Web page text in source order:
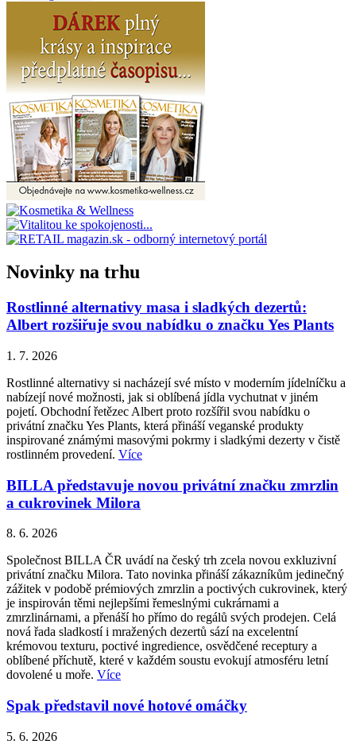
Novinky na trhu
Rostlinné alternativy masa i sladkých dezertů:
Albert rozšiřuje svou nabídku o značku Yes Plants
1. 7. 2026
Rostlinné alternativy si nacházejí své místo v moderním jídelníčku a
nabízejí nové možnosti, jak si oblíbená jídla vychutnat v jiném
pojetí. Obchodní řetězec Albert proto rozšířil svou nabídku o
privátní značku Yes Plants, která přináší veganské produkty
inspirované známými masovými pokrmy i sladkými dezerty v čistě
rostlinném provedení. Více
BILLA představuje novou privátní značku zmrzlin
a cukrovinek Milora
8. 6. 2026
Společnost BILLA ČR uvádí na český trh zcela novou exkluzivní
privátní značku Milora. Tato novinka přináší zákazníkům jedinečný
zážitek v podobě prémiových zmrzlin a poctivých cukrovinek, který
je inspirován těmi nejlepšími řemeslnými cukrárnami a
zmrzlinárnami, a přenáší ho přímo do regálů svých prodejen. Celá
nová řada sladkostí i mražených dezertů sází na excelentní
krémovou texturu, poctivé ingredience, osvědčené receptury a
oblíbené příchutě, které v každém soustu evokují atmosféru letní
dovolené u moře. Více
Spak představil nové hotové omáčky
5. 6. 2026